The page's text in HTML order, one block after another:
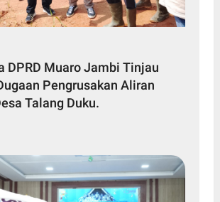
DPRD Muaro Jambi Tinjau
Pengrusakan Aliran
Talang Duku.